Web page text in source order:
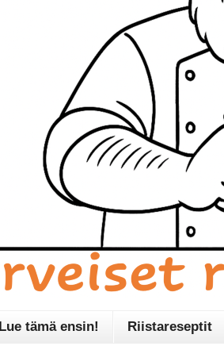
Lue tämä ensin! Riistareseptit